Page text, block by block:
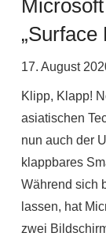
„Surface
17. August
Klipp, Klapp!
asiatischen
nun auch der
klappbares
Während sich
lassen, hat
zwei